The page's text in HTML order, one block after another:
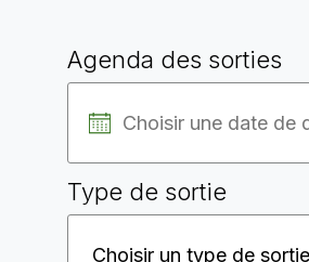
Agenda des sorties
Type de sortie